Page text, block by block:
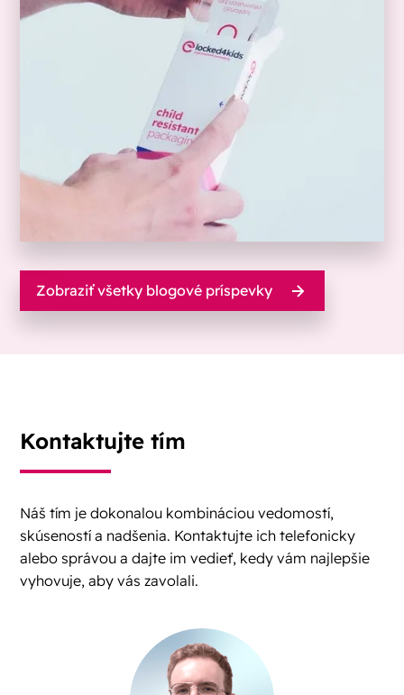
Zobraziť všetky blogové príspevky
Kontaktujte tím
Náš tím je dokonalou kombináciou vedomostí,
skúseností a nadšenia. Kontaktujte ich telefonicky
alebo správou a dajte im vedieť, kedy vám najlepšie
vyhovuje, aby vás zavolali.